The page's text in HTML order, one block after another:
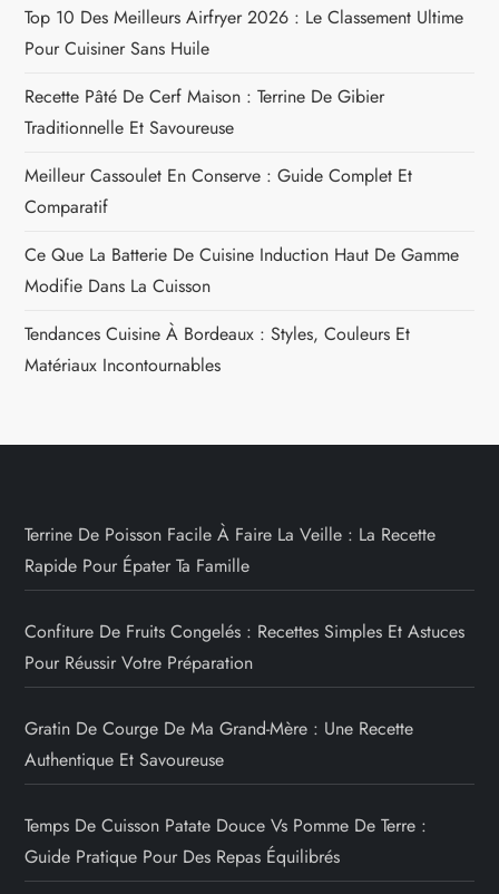
Top 10 Des Meilleurs Airfryer 2026 : Le Classement Ultime
Pour Cuisiner Sans Huile
Recette Pâté De Cerf Maison : Terrine De Gibier
Traditionnelle Et Savoureuse
Meilleur Cassoulet En Conserve : Guide Complet Et
Comparatif
Ce Que La Batterie De Cuisine Induction Haut De Gamme
Modifie Dans La Cuisson
Tendances Cuisine À Bordeaux : Styles, Couleurs Et
Matériaux Incontournables
Terrine De Poisson Facile À Faire La Veille : La Recette
Rapide Pour Épater Ta Famille
Confiture De Fruits Congelés : Recettes Simples Et Astuces
Pour Réussir Votre Préparation
Gratin De Courge De Ma Grand-Mère : Une Recette
Authentique Et Savoureuse
Temps De Cuisson Patate Douce Vs Pomme De Terre :
Guide Pratique Pour Des Repas Équilibrés